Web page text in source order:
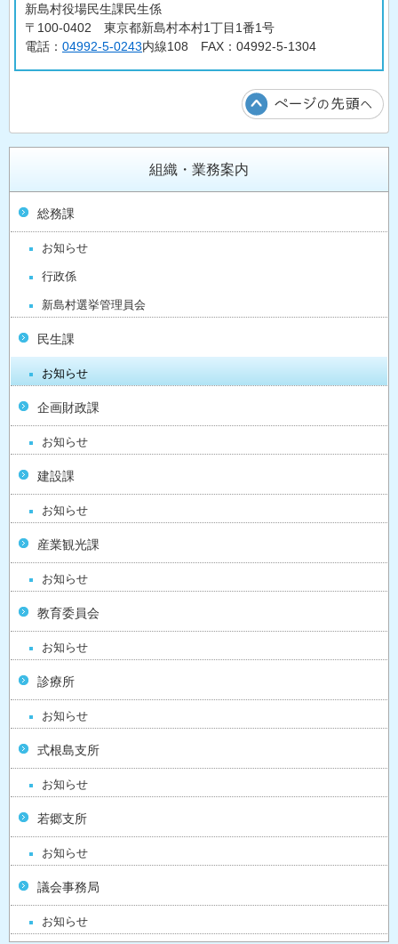
新島村役場民生課民生係
〒100-0402 東京都新島村本村1丁目1番1号
電話： 04992-5-0243内線108 FAX：04992-5-1304
組織・業務案内
総務課
お知らせ
行政係
新島村選挙管理員会
民生課
お知らせ
企画財政課
お知らせ
建設課
お知らせ
産業観光課
お知らせ
教育委員会
お知らせ
診療所
お知らせ
式根島支所
お知らせ
若郷支所
お知らせ
議会事務局
お知らせ